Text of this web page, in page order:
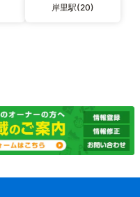
岸里駅(20)